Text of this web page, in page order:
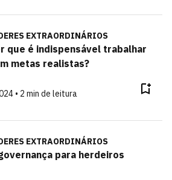
EXTRAORDINÁRIOS
que é indispensável trabalhar
metas realistas?
• 2 min de leitura
EXTRAORDINÁRIOS
para herdeiros